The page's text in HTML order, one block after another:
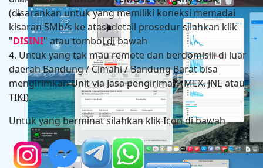
Hackintosh in HP Zbook Power G7 Mobile
Hackintosh in MSI PRO Z690-A DDR4 + Intel Core i9
(disarankan untuk yang memiliki koneksi memadai
kisaran 5Mb/s ke atas) detail prosedur silahkan klik
"DISINI" atau tombol di bawah
4. Untuk yang tak mau remote dan berdomisili di luar
daerah Bandung / Cimahi / Bandung Barat bisa
mengirimkan Unit via Jasa pengiriman (MEX, JNE atau
TIKI).
Untuk yang berminat silahkan klik Icon di bawah